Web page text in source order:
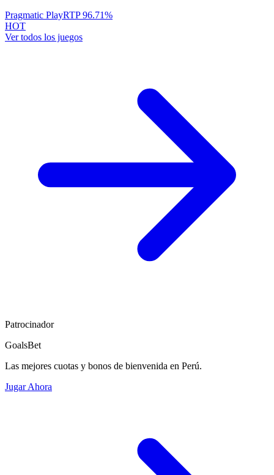
Pragmatic PlayRTP96.71%
HOT
Ver todos los juegos
Patrocinador
GoalsBet
Las mejores cuotas y bonos de bienvenida en Perú.
Jugar Ahora